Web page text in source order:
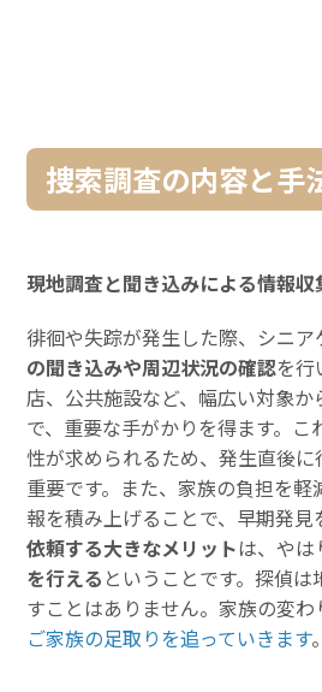
捜索調査の内容と手
現地調査と聞き込みによる情報収
徘徊や失踪が発生した際、シニ
の聞き込みや周辺状況の確認を行
店、公共施設など、幅広い対象か
で、重要な手がかりを得ます。こ
性が求められるため、発生直後
重要です。また、家族の負担を
報を積み上げることで、早期発見
依頼する大きなメリットは、やは
を行える ということです。探偵
すことはありません。家族の変わ
ご家族の足取りを追っていきます。